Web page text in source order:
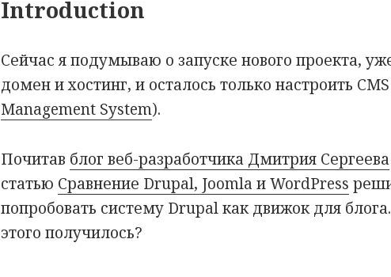
Introduction
Сейчас я подумываю о запуске нового проекта,
домен и хостинг, и осталось только настроить
Management System).
Почитав блог веб-разработчика Дмитрия Сергеева
статью Сравнение Drupal, Joomla и WordPress
попробовать систему Drupal как движок для
этого получилось?